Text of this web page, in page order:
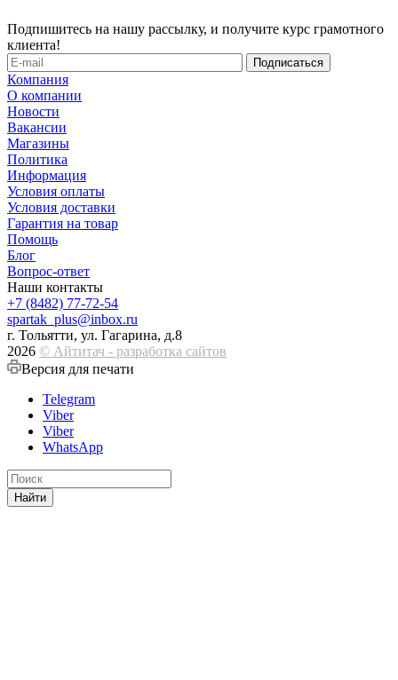
Подпишитесь на нашу рассылку, и получите курс грамотного
клиента!
Компания
О компании
Новости
Вакансии
Магазины
Политика
Информация
Условия оплаты
Условия доставки
Гарантия на товар
Помощь
Блог
Вопрос-ответ
Наши контакты
+7 (8482) 77-72-54
spartak_plus@inbox.ru
г. Тольятти, ул. Гагарина, д.8
2026 © Айтитач - разработка сайтов
Версия для печати
Telegram
Viber
Viber
WhatsApp
Найти